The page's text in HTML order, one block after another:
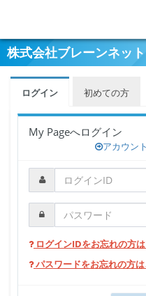
株式会社ブレーンネット
ログイン 初めての方
My Pageへログイン
アカウン
ログインIDをお忘れの方
パスワードをお忘れの方